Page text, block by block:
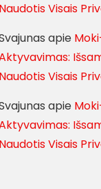
Naudotis Visais
apie
Naudotis Visais
apie
Naudotis Visais